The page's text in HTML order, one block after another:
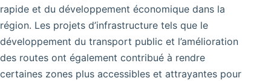
rapide et du développement économique dans la
région. Les projets d’infrastructure tels que le
développement du transport public et l’amélioration
des routes ont également contribué à rendre
certaines zones plus accessibles et attrayantes pour